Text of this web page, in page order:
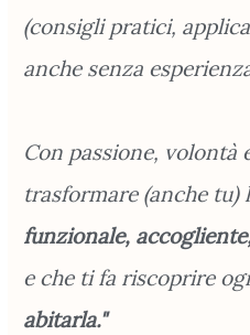
(consigli pratici,
anche senza
Con passione, volontà
trasformare (anche tu)
funzionale,
e che ti fa riscoprire
abitarla."